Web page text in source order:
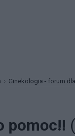
Ginekologia - forum
pomoc!!